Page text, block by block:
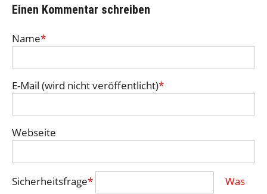
Einen Kommentar schreiben
Name*
E-Mail (wird nicht veröffentlicht)*
Webseite
Sicherheitsfrage*
Was